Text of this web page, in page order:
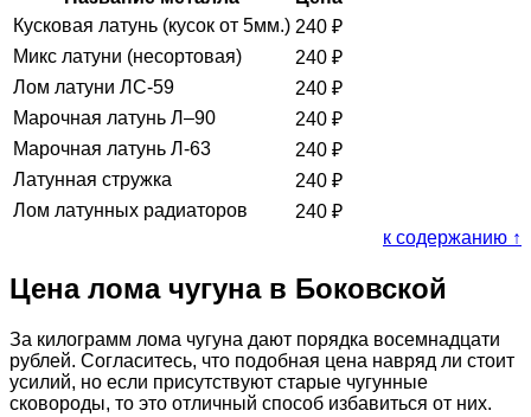
Кусковая латунь (кусок от 5мм.) 240 ₽
Микс латуни (несортовая)
240 ₽
Лом латуни ЛС-59
240 ₽
Марочная латунь Л–90
240 ₽
Марочная латунь Л-63
240 ₽
Латунная стружка
240 ₽
Лом латунных радиаторов
240 ₽
к содержанию ↑
Цена лома чугуна в Боковской
За килограмм лома чугуна дают порядка восемнадцати
рублей. Согласитесь, что подобная цена навряд ли стоит
усилий, но если присутствуют старые чугунные
сковороды, то это отличный способ избавиться от них.